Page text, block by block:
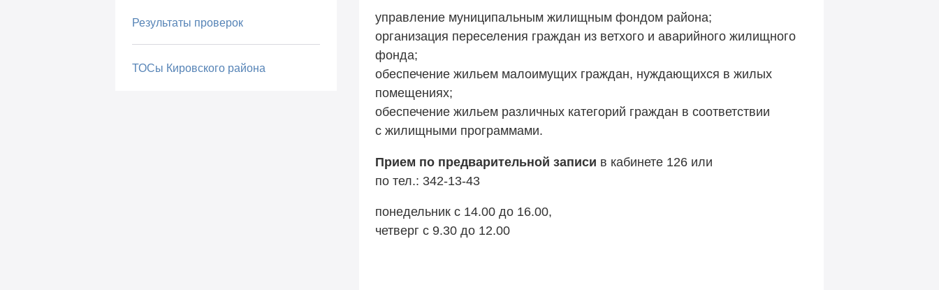
Результаты проверок
ТОСы Кировского района
управление муниципальным жилищным фондом района;
организация переселения граждан из ветхого и аварийного жилищного
фонда;
обеспечение жильем малоимущих граждан, нуждающихся в жилых
помещениях;
обеспечение жильем различных категорий граждан в соответствии
с жилищными программами.
Прием по предварительной записи в кабинете 126 или
по тел.: 342-13-43
понедельник с 14.00 до 16.00,
четверг с 9.30 до 12.00